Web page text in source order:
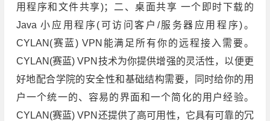
用程序和文件共享)；二、桌面共享 一个即时下载的
Java 小应用程序(可访问客户/服务器应用程序)。
CYLAN(赛蓝) VPN能满足所有你的远程接入需要。
CYLAN(赛蓝) VPN技术为你提供增强的灵活性，以便更
好地配合学院的安全性和基础结构需要，同时给你的用
户一个统一的、容易的界面和一个简化的用户经验。
CYLAN(赛蓝) VPN还提供了高可用性，它具有可靠的冗